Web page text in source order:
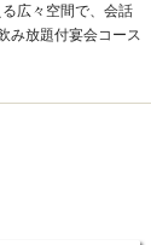
広々空間で、会話
み放題付宴会コース